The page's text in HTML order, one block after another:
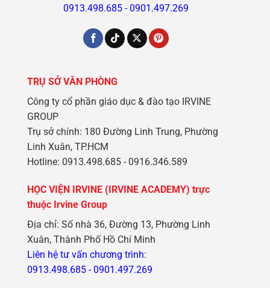
0913.498.685 - 0901.497.269
TRỤ SỞ VĂN PHÒNG
Công ty cổ phần giáo dục & đào tạo IRVINE
GROUP
Trụ sở chính: 180 Đường Linh Trung, Phường
Linh Xuân, TP.HCM
Hotline: 0913.498.685 - 0916.346.589
HỌC VIỆN IRVINE (IRVINE ACADEMY) trực
thuộc Irvine Group
Địa chỉ: Số nhà 36, Đường 13, Phường Linh
Xuân, Thành Phố Hồ Chí Minh
Liên hệ tư vấn chương trình:
0913.498.685 - 0901.497.269